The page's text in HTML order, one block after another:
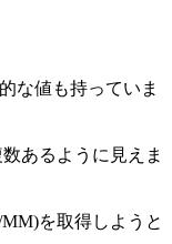
な値も持っていま
あるように見えま
を取得しようと